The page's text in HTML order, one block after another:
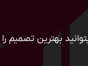
بهترین تصمیم را